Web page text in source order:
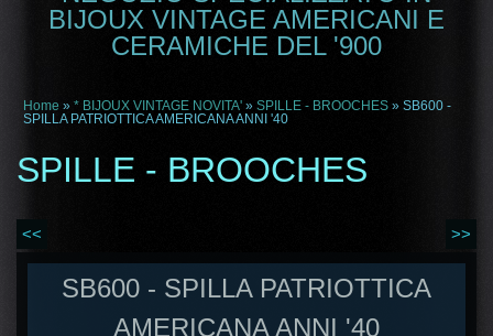
BIJOUX VINTAGE AMERICANI E
CERAMICHE DEL '900
Home » * BIJOUX VINTAGE NOVITA' » SPILLE - BROOCHES » SB600 -
SPILLA PATRIOTTICA AMERICANA ANNI '40
SPILLE - BROOCHES
<< >>
SB600 - SPILLA PATRIOTTICA
AMERICANA ANNI '40